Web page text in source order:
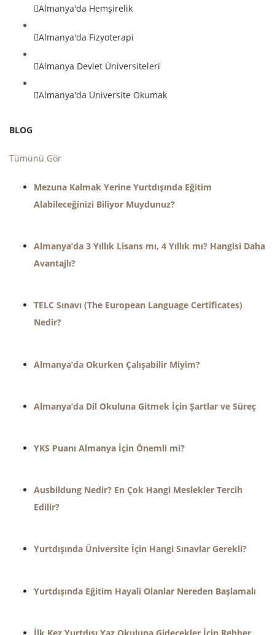
Almanya'da Hemşirelik
Almanya'da Fizyoterapi
Almanya Devlet Üniversiteleri
Almanya'da Üniversite Okumak
BLOG
Tümünü Gör
Mezuna Kalmak Yerine Yurtdışında Eğitim
Alabileceğinizi Biliyor Muydunuz?
Almanya’da 3 Yıllık Lisans mı, 4 Yıllık mı? Hangisi Daha
Avantajlı?
TELC Sınavı (The European Language Certificates)
Nedir?
Almanya’da Okurken Çalışabilir Miyim?
Almanya’da Dil Okuluna Gitmek İçin Şartlar ve Süreç
YKS Puanı Almanya İçin Önemli mi?
Ausbildung Nedir? En Çok Hangi Meslekler Tercih
Edilir?
Yurtdışında Üniversite İçin Hangi Sınavlar Gerekli?
Yurtdışında Eğitim Hayali Olanlar Nereden Başlamalı